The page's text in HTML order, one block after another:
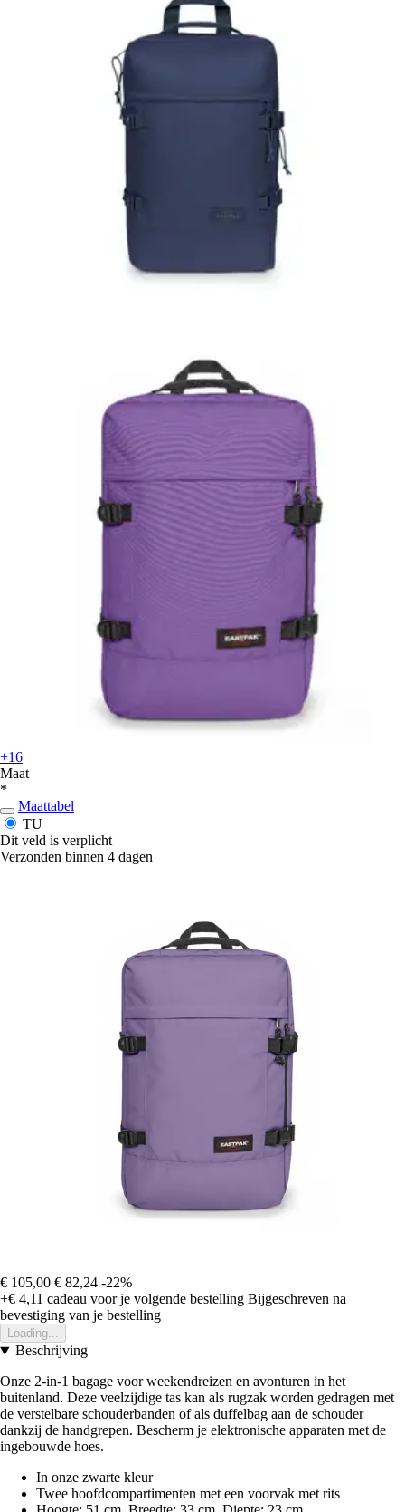
+16
Maat
*
Maattabel
TU
Dit veld is verplicht
Verzonden binnen 4 dagen
€ 105,00 € 82,24 -22%
+€ 4,11 cadeau voor je volgende bestelling Bijgeschreven na
bevestiging van je bestelling
Loading...
Beschrijving
Onze 2-in-1 bagage voor weekendreizen en avonturen in het
buitenland. Deze veelzijdige tas kan als rugzak worden gedragen met
de verstelbare schouderbanden of als duffelbag aan de schouder
dankzij de handgrepen. Bescherm je elektronische apparaten met de
ingebouwde hoes.
In onze zwarte kleur
Twee hoofdcompartimenten met een voorvak met rits